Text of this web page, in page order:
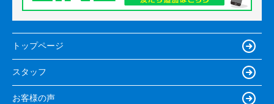
トップページ
スタッフ
お客様の声